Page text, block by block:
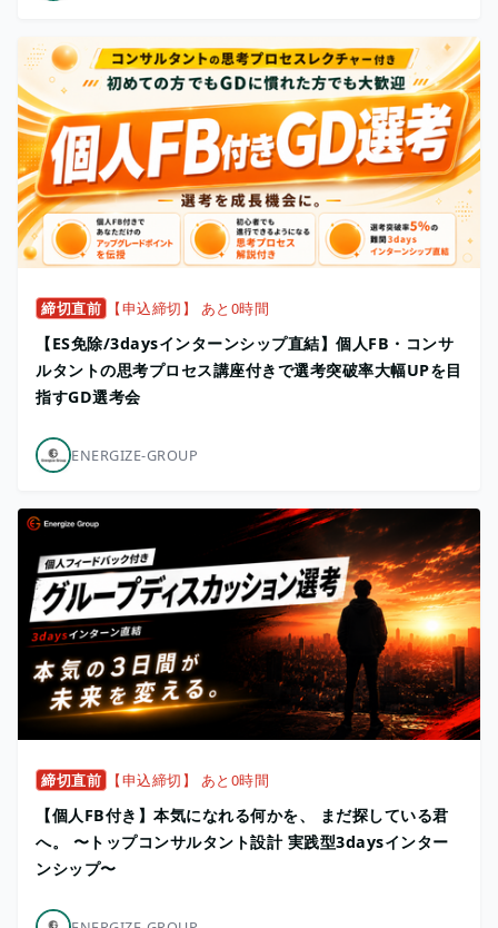
締切直前 【申込締切】 あと0時間
【ES免除/3daysインターンシップ直結】個人FB・コンサ
ルタントの思考プロセス講座付きで選考突破率大幅UPを目
指すGD選考会
ENERGIZE-GROUP
締切直前 【申込締切】 あと0時間
【個人FB付き】本気になれる何かを、 まだ探している君
へ。 〜トップコンサルタント設計 実践型3daysインター
ンシップ〜